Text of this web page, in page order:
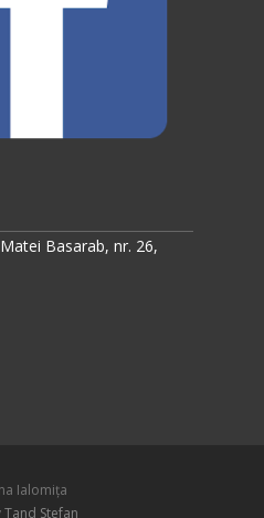
Basarab, nr. 26,
Ialomiţa
Tand Stefan